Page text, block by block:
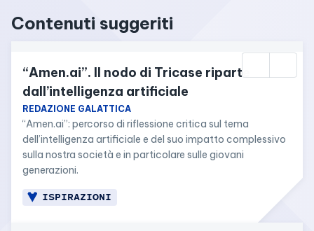
Contenuti suggeriti
“Amen.ai”. Il nodo di Tricase riparte
dall’intelligenza artificiale
REDAZIONE GALATTICA
“Amen.ai”: percorso di riflessione critica sul tema
dell’intelligenza artificiale e del suo impatto complessivo
sulla nostra società e in particolare sulle giovani
generazioni.
ISPIRAZIONI